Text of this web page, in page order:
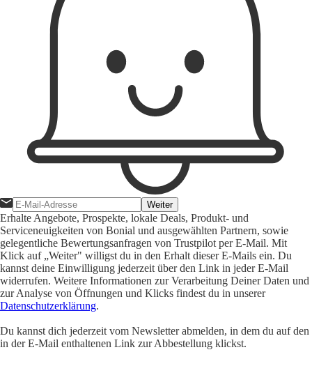
Weiter
Erhalte Angebote, Prospekte, lokale Deals, Produkt- und
Serviceneuigkeiten von Bonial und ausgewählten Partnern, sowie
gelegentliche Bewertungsanfragen von Trustpilot per E-Mail. Mit
Klick auf „Weiter" willigst du in den Erhalt dieser E-Mails ein. Du
kannst deine Einwilligung jederzeit über den Link in jeder E-Mail
widerrufen. Weitere Informationen zur Verarbeitung Deiner Daten und
zur Analyse von Öffnungen und Klicks findest du in unserer
Datenschutzerklärung.
Du kannst dich jederzeit vom Newsletter abmelden, in dem du auf den
in der E-Mail enthaltenen Link zur Abbestellung klickst.